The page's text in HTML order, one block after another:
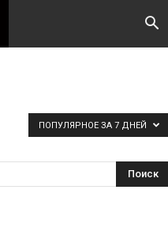
ПОПУЛЯРНОЕ ЗА 7 ДНЕЙ